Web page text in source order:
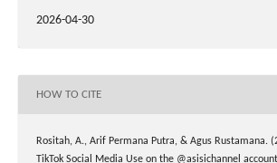
2026-04-30
HOW TO CITE
Rositah, A., Arif Permana Putra, & Agus Rustamana.
TikTok Social Media Use on the @asisichannel